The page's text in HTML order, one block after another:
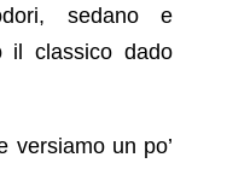
sedano e
il classico dado
versiamo un po’